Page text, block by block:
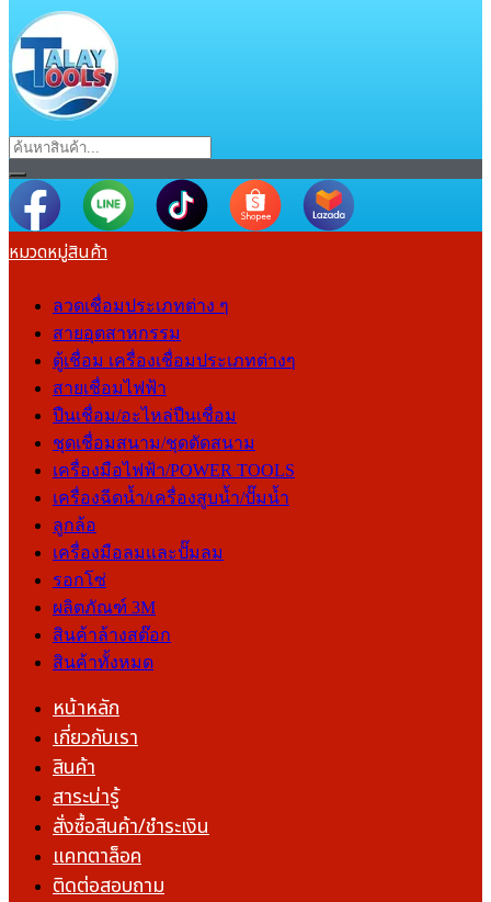
หมวดหมู่สินค้า
ลวดเชื่อมประเภทต่าง ๆ
สายอุตสาหกรรม
ตู้เชื่อม เครื่องเชื่อมประเภทต่างๆ
สายเชื่อมไฟฟ้า
ปืนเชื่อม/อะไหล่ปืนเชื่อม
ชุดเชื่อมสนาม/ชุดตัดสนาม
เครื่องมือไฟฟ้า/POWER TOOLS
เครื่องฉีดน้ำ/เครื่องสูบน้ำ/ปั๊มน้ำ
ลูกล้อ
เครื่องมือลมและปั๊มลม
รอกโซ่
ผลิตภัณฑ์ 3M
สินค้าล้างสต๊อก
สินค้าทั้งหมด
หน้าหลัก
เกี่ยวกับเรา
สินค้า
สาระน่ารู้
สั่งซื้อสินค้า/ชำระเงิน
แคทตาล็อค
ติดต่อสอบถาม